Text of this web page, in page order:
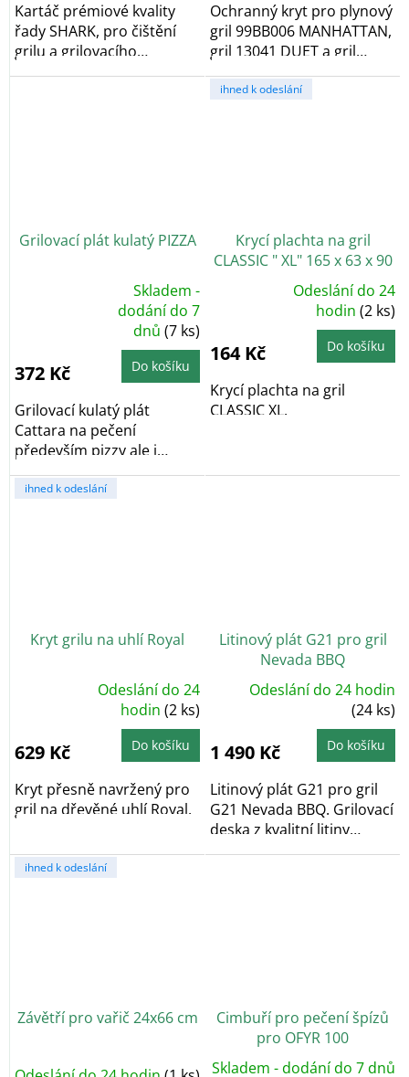
Kartáč prémiové kvality
řady SHARK, pro čištění
grilu a grilovacího
příslušenství.
Ochranný kryt pro plynový
gril 99BB006 MANHATTAN,
gril 13041 DUET a gril
13043 ROYAL...
Grilovací plát kulatý PIZZA
z
5
hvězdiček.
Skladem -
dodání do 7
dnů(7 ks)
372 Kč Do košíku
Grilovací kulatý plát
Cattara na pečení
především pizzy ale i
chleba, či různých...
ihned k odeslání
Krycí plachta na gril
CLASSIC " XL" 165 x 63 x 90
cm, PE 90g/m2
5,0
z
5
Odeslání do 24
hodin(2 ks)
164 Kč Do košíku
Krycí plachta na gril
CLASSIC XL.
ihned k odeslání
Kryt grilu na uhlí Royal
5,0
z
5
Odeslání do 24
hodin(2 ks)
629 Kč Do košíku
Kryt přesně navržený pro
gril na dřevěné uhlí Royal.
Litinový plát G21 pro gril
Nevada BBQ
Odeslání do 24 hodin
(24 ks)
1 490 Kč Do košíku
Litinový plát G21 pro gril
G21 Nevada BBQ. Grilovací
deska z kvalitní litiny
odolné...
ihned k odeslání
Závětří pro vařič 24x66 cm
Cimbuří pro pečení špízů
pro OFYR 100
Skladem - dodání do 7 dnů